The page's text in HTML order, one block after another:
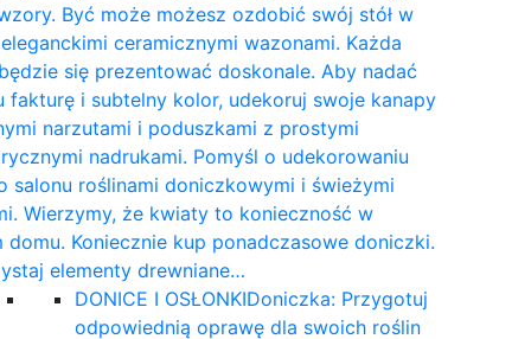
Być może możesz ozdobić swój stół w
ceramicznymi wazonami. Każda
się prezentować doskonale. Aby nadać
fakturę i subtelny kolor, udekoruj swoje kanapy
narzutami i poduszkami z prostymi
nadrukami. Pomyśl o udekorowaniu
salonu roślinami doniczkowymi i świeżymi
Wierzymy, że kwiaty to konieczność w
domu. Koniecznie kup ponadczasowe doniczki.
elementy drewniane…
DONICE I OSŁONKIDoniczka: Przygotuj
odpowiednią oprawę dla swoich roślin